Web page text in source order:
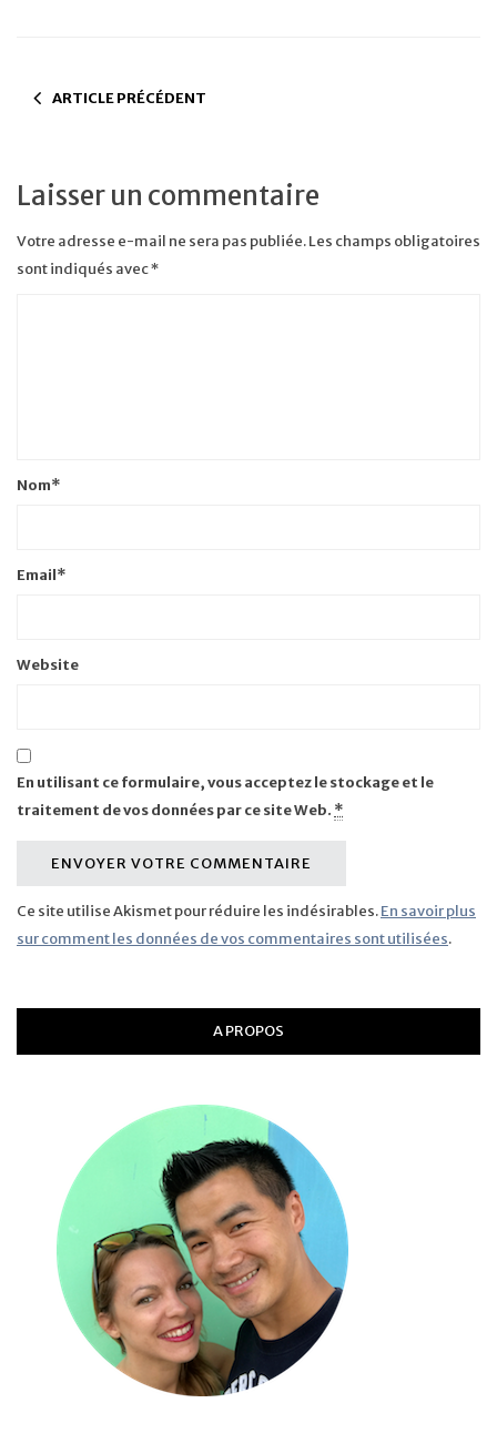
ARTICLE PRÉCÉDENT
Laisser un commentaire
Votre adresse e-mail ne sera pas publiée.Les champs obligatoires
sont indiqués avec*
Nom*
Email*
Website
En utilisant ce formulaire, vous acceptez le stockage et le
traitement de vos données par ce site Web. *
Ce site utilise Akismet pour réduire les indésirables.En savoir plus
sur comment les données de vos commentaires sont utilisées.
A PROPOS